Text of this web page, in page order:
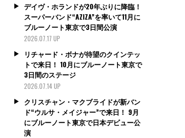
デイヴ・ホランドが20年ぶりに降臨！
スーパーバンド“AZIZA”を率いて11月に
ブルーノート東京で3日間公演
2026.07.17 UP
リチャード・ボナが待望のクインテッ
トで来日！ 10月にブルーノート東京で
3日間のステージ
2026.07.14 UP
クリスチャン・マクブライドが新バン
ド“ウルサ・メイジャー”で来日！ 9月
にブルーノート東京で日本デビュー公
演